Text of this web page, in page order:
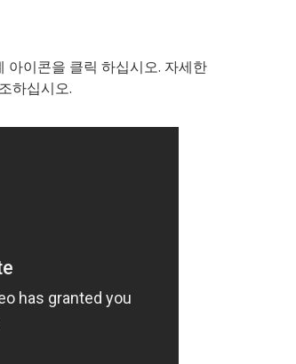
아이콘을 클릭 하십시오. 자세한
하십시오.